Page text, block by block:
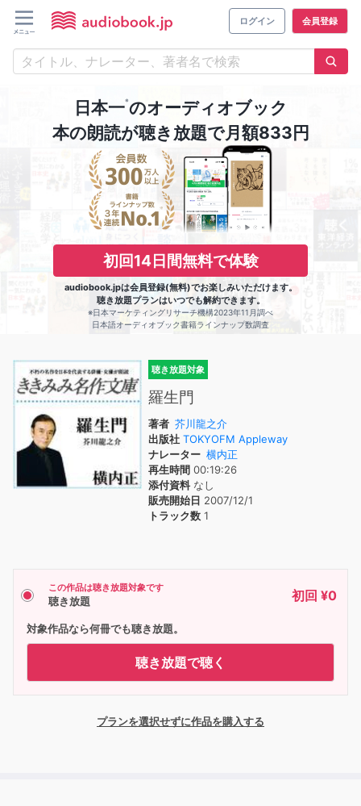
ログイン 会員登録
日本一※のオーディオブック
本の朗読が聴き放題で月額833円
初回14日間無料で体験
audiobook.jpは会員登録(無料)でお楽しみいただけます。
聴き放題プランはいつでも解約できます。
※日本マーケティングリサーチ機構2023年11月調べ
日本語オーディオブック書籍ラインナップ数調査
聴き放題対象
羅生門
著者 芥川龍之介
出版社 TOKYOFM Appleway
ナレーター 横内正
再生時間 00:19:26
添付資料なし
販売開始日 2007/12/1
トラック数 1
この作品は聴き放題対象です
聴き放題 初回 ¥0
対象作品なら何冊でも聴き放題。
聴き放題で聴く
プランを選択せずに作品を購入する